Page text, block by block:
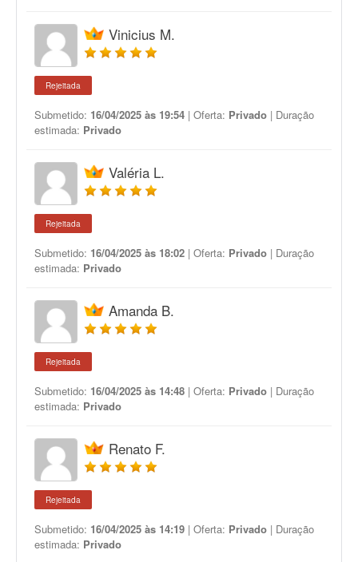
Vinicius M.
Rejeitada
Submetido: 16/04/2025 às 19:54 | Oferta: Privado | Duração
estimada: Privado
Valéria L.
Rejeitada
Submetido: 16/04/2025 às 18:02 | Oferta: Privado | Duração
estimada: Privado
Amanda B.
Rejeitada
Submetido: 16/04/2025 às 14:48 | Oferta: Privado | Duração
estimada: Privado
Renato F.
Rejeitada
Submetido: 16/04/2025 às 14:19 | Oferta: Privado | Duração
estimada: Privado